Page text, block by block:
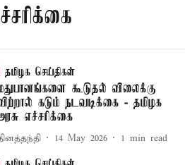
தமிழக செய்திகள்
கூடுதல் விலைக்கு
கடும் நடவடிக்கை - தமிழக
எச்சரிக்கை
14 May 2026 1 min read